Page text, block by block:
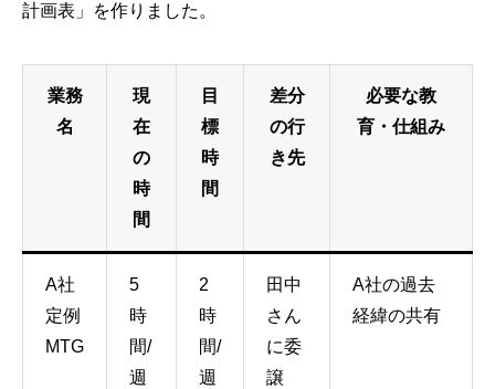
計画表」を作りました。
業務
名
現
在
の
時
間
目
標
時
間
差分
の行
き先
必要な教
育・仕組み
A社
定例
MTG
5
時
間/
週
2
時
間/
週
田中
さん
に委
譲
A社の過去
経緯の共有